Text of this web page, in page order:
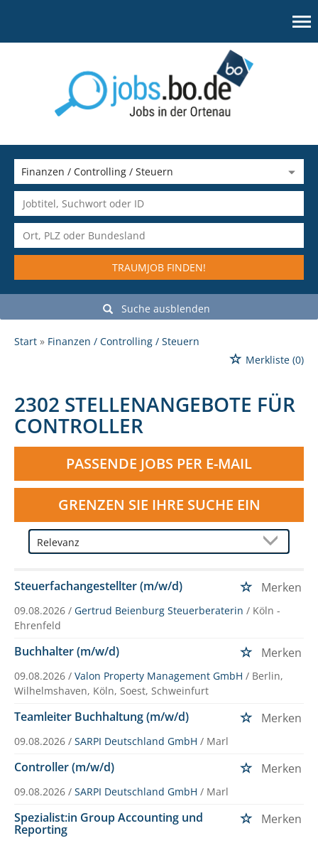
TRAUMJOB FINDEN!
Suche ausblenden
Start
Finanzen / Controlling / Steuern
Merkliste (0)
2302 STELLENANGEBOTE FÜR
CONTROLLER
PASSENDE JOBS PER E-MAIL
GRENZEN SIE IHRE SUCHE EIN
Steuerfachangestellter (m/w/d) Merken
09.08.2026 / Gertrud Beienburg Steuerberaterin / Köln -
Ehrenfeld
Buchhalter (m/w/d) Merken
09.08.2026 / Valon Property Management GmbH / Berlin,
Wilhelmshaven, Köln, Soest, Schweinfurt
Teamleiter Buchhaltung (m/w/d) Merken
09.08.2026 / SARPI Deutschland GmbH / Marl
Controller (m/w/d) Merken
09.08.2026 / SARPI Deutschland GmbH / Marl
Spezialist:in Group Accounting und
Reporting
Merken